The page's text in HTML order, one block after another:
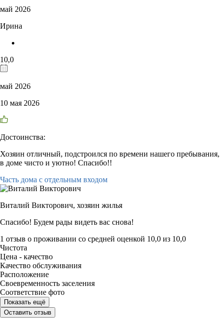
май 2026
Ирина
10,0
май 2026
10 мая 2026
Достоинства:
Хозяин отличный, подстроился по времени нашего пребывания,
в доме чисто и уютно! Спасибо!!
Часть дома с отдельным входом
Виталий Викторович, хозяин жилья
Спасибо! Будем рады видеть вас снова!
1 отзыв о проживании со средней оценкой 10,0 из 10,0
Чистота
Цена - качество
Качество обслуживания
Расположение
Своевременность заселения
Соответствие фото
Показать ещё
Оставить отзыв